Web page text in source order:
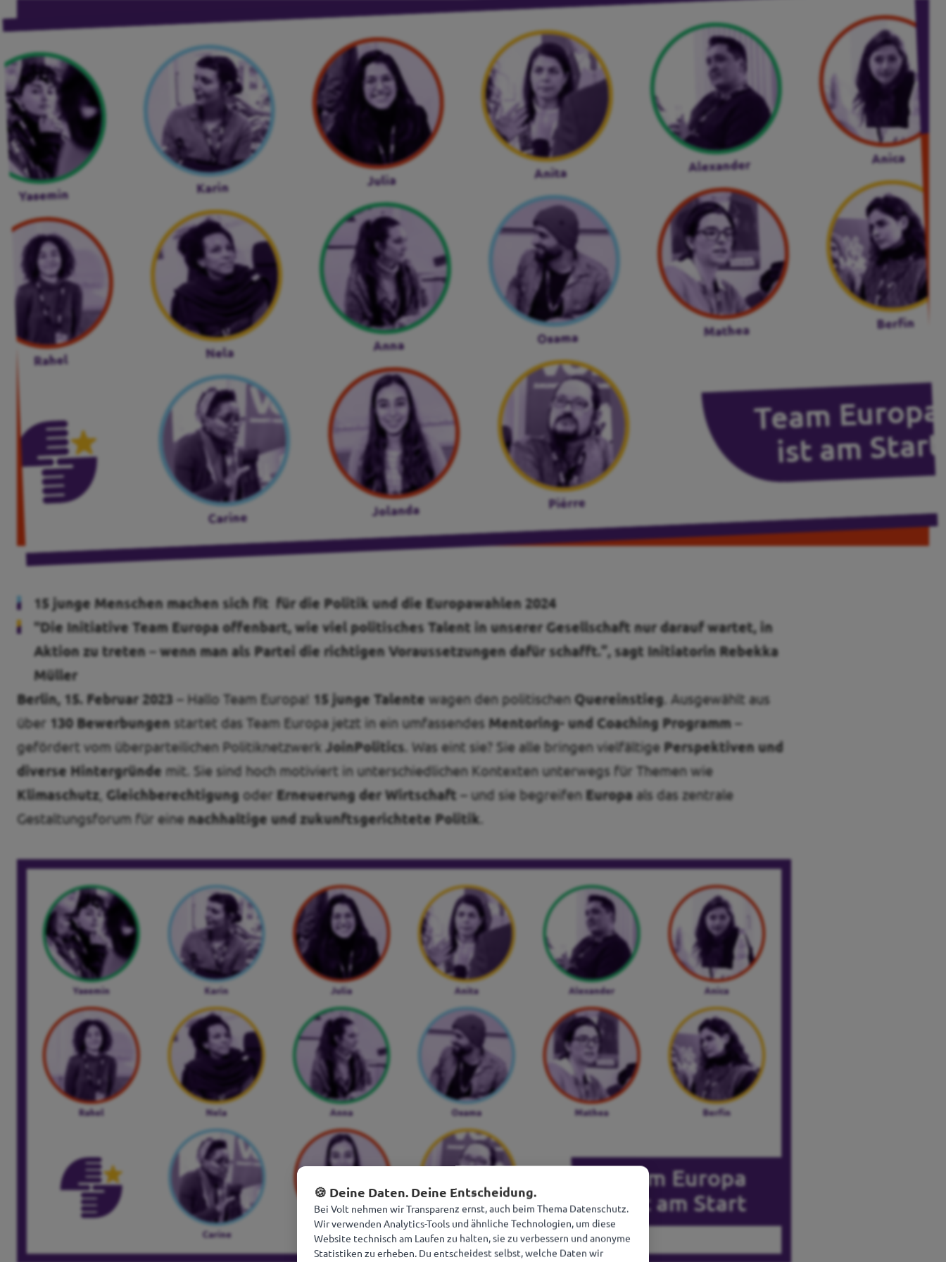
Unsere Events
Kennenlernen und mitmachen
Deine Spende für Volt!
Jobs bei Volt
Events
Transparenz
Kontakt
15 junge Menschen machen sich fit für die Politik und die Europawahlen 2024
"Die Initiative Team Europa offenbart, wie viel politisches Talent in unserer Gesellschaft nur darauf wartet, in
Aktion zu treten – wenn man als Partei die richtigen Voraussetzungen dafür schafft.”, sagt Initiatorin Rebekka
Müller
Berlin, 15. Februar 2023 – Hallo Team Europa! 15 junge Talente wagen den politischen Quereinstieg. Ausgewählt aus
über 130 Bewerbungen startet das Team Europa jetzt in ein umfassendes Mentoring- und Coaching Programm –
gefördert vom überparteilichen Politiknetzwerk JoinPolitics. Was eint sie? Sie alle bringen vielfältige Perspektiven und
diverse Hintergründe mit. Sie sind hoch motiviert in unterschiedlichen Kontexten unterwegs für Themen wie
Klimaschutz, Gleichberechtigung oder Erneuerung der Wirtschaft – und sie begreifen Europa als das zentrale
Gestaltungsforum für eine nachhaltige und zukunftsgerichtete Politik
🍪 Deine Daten. Deine Entscheidung.
Bei Volt nehmen wir Transparenz ernst, auch beim Thema Datenschutz.
Wir verwenden Analytics-Tools und ähnliche Technologien, um diese
Website technisch am Laufen zu halten, sie zu verbessern und anonyme
Statistiken zu erheben. Du entscheidest selbst, welche Daten wir